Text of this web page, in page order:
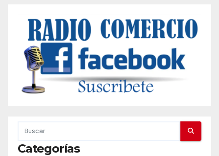
Categorías